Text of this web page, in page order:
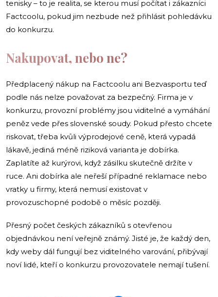
tenisky – to je realita, se kterou musí počítat i zákazníci
Factcoolu, pokud jim nezbude než přihlásit pohledávku
do konkurzu.
Nakupovat, nebo ne?
Předplacený nákup na Factcoolu ani Bezvasportu teď
podle nás nelze považovat za bezpečný. Firma je v
konkurzu, provozní problémy jsou viditelné a vymáhání
peněz vede přes slovenské soudy. Pokud přesto chcete
riskovat, třeba kvůli výprodejové ceně, která vypadá
lákavě, jediná méně riziková varianta je dobírka.
Zaplatíte až kurýrovi, když zásilku skutečně držíte v
ruce. Ani dobírka ale neřeší případné reklamace nebo
vratky u firmy, která nemusí existovat v
provozuschopné podobě o měsíc později.
Přesný počet českých zákazníků s otevřenou
objednávkou není veřejně známý. Jisté je, že každý den,
kdy weby dál fungují bez viditelného varování, přibývají
noví lidé, kteří o konkurzu provozovatele nemají tušení.